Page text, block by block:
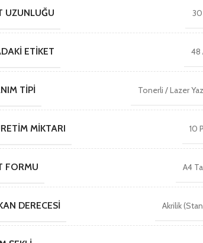
UZUNLUĞU
ETIKET 48
TIPI Tonerli / Lazer
MIKTARI 10
FORMU A4
DERECESI Akrilik